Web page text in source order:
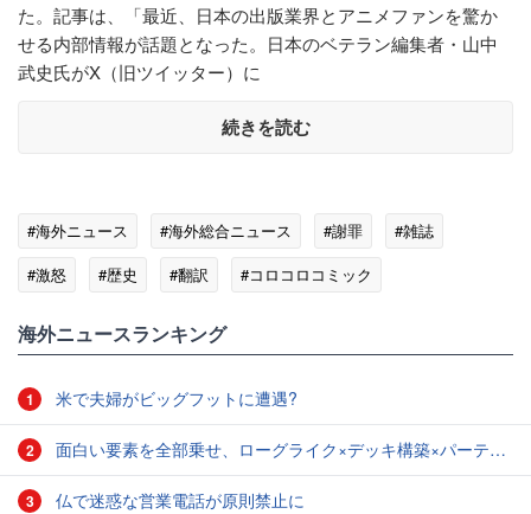
た。記事は、「最近、日本の出版業界とアニメファンを驚か
せる内部情報が話題となった。日本のベテラン編集者・山中
武史氏がX（旧ツイッター）に
続きを読む
#海外ニュース #海外総合ニュース #謝罪
#雑誌
#激怒
#歴史 #翻訳
#コロコロコミック
海外ニュースランキング
1 米で夫婦がビッグフットに遭遇?
2 面白い要素を全部乗せ、ローグライク×デッキ構築×パーティ制RPGの「Chrono Ark」を遊んでみた
3 仏で迷惑な営業電話が原則禁止に